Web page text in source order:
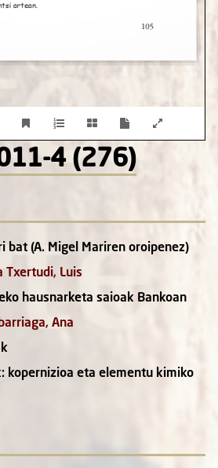
4 (276)
bat (A. Migel Mariren oroipenez)
Txertudi, Luis
hausnarketa saioak Bankoan
Ana
kopernizioa eta elementu kimiko